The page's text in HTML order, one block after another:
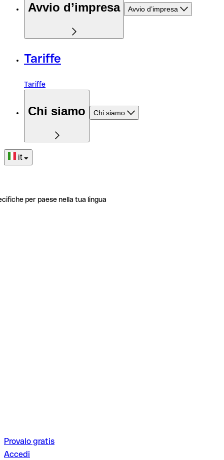
Avvio d’impresa Avvio d’impresa
Tariffe
Tariffe
Chi siamo Chi siamo
it
per paese nella tua lingua
Provalo gratis
Accedi